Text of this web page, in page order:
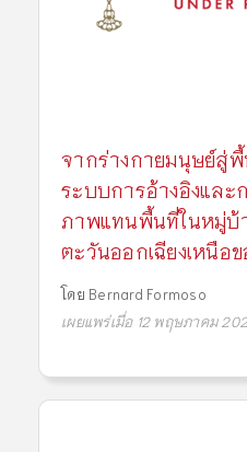
จากร่างกายมนุษย์สู่
ระบบการอ้างอิงและ
ภาพแทนพื้นที่ในหมู่บ้
ตะวันออกเฉียงเหนือ
โดย Bernard Formoso
เผยแพร่เมื่อ 12 พฤษภาคม